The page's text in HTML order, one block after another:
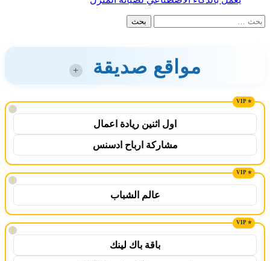
البحث
مواقع صديقة +
!
اول اثنين ريادة اعمال
مشاركة ارباح ادسنس
!
عالم الشباب
!
باقة باك لينك